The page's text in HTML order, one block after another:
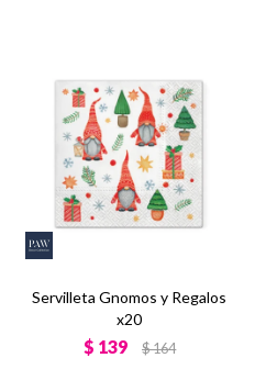
Servilleta Gnomos y Regalos
x20
$ 139 $164